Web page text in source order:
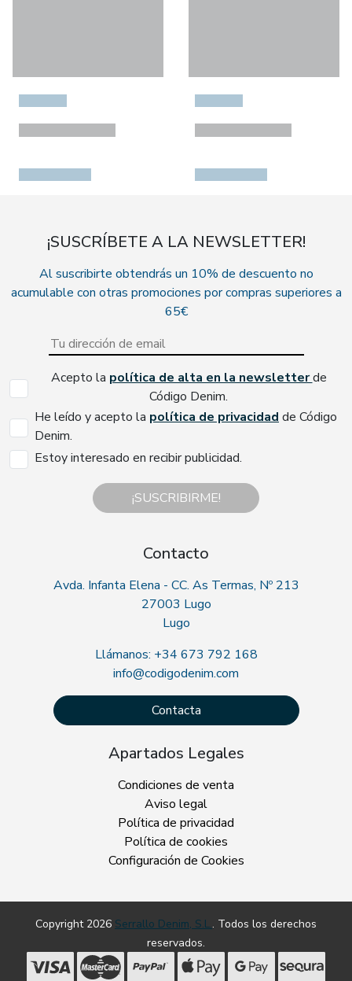
¡SUSCRÍBETE A LA NEWSLETTER!
Al suscribirte obtendrás un 10% de descuento no
acumulable con otras promociones por compras superiores a
65€
Acepto la política de alta en la newsletterde
Código Denim.
He leído y acepto la política de privacidadde Código
Denim.
Estoy interesado en recibir publicidad.
¡SUSCRIBIRME!
Contacto
Avda. Infanta Elena - CC. As Termas, Nº 213
27003 Lugo
Lugo
Llámanos: +34 673 792 168
info@codigodenim.com
Contacta
Apartados Legales
Condiciones de venta
Aviso legal
Política de privacidad
Política de cookies
Configuración de Cookies
Copyright 2026 Serrallo Denim, S.L.. Todos los derechos
reservados.